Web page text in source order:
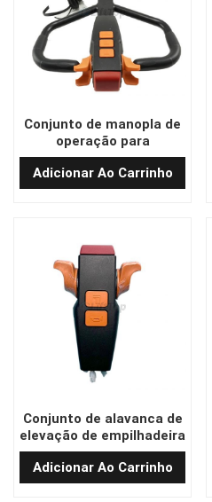
Conjunto de manopla de
operação para
empilhadeira elétrica
OEM CBD18J/20-Li3
Adicionar Ao Carrinho
Conjunto de alavanca de
elevação de empilhadeira
de alta qualidade
SL15GL-01.3.2
Adicionar Ao Carrinho